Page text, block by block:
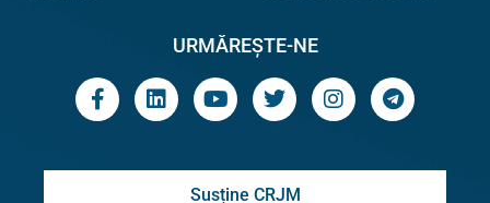
URMĂREȘTE-NE
Susține CRJM